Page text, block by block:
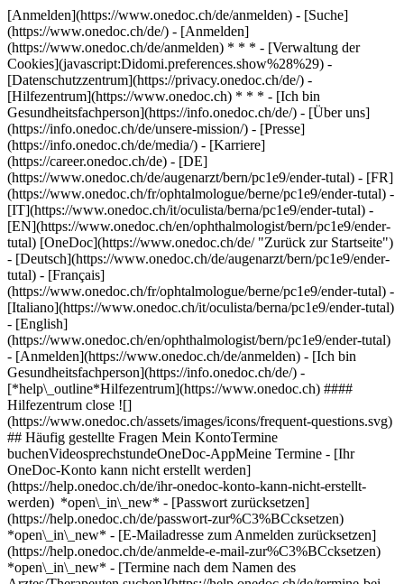
[Anmelden](https://www.onedoc.ch/de/anmelden) - [Suche]
(https://www.onedoc.ch/de/) - [Anmelden]
(https://www.onedoc.ch/de/anmelden) * * * - [Verwaltung der
Cookies](javascript:Didomi.preferences.show%28%29) -
[Datenschutzzentrum](https://privacy.onedoc.ch/de/) -
[Hilfezentrum](https://www.onedoc.ch) * * * - [Ich bin
Gesundheitsfachperson](https://info.onedoc.ch/de/) - [Über uns]
(https://info.onedoc.ch/de/unsere-mission/) - [Presse]
(https://info.onedoc.ch/de/media/) - [Karriere]
(https://career.onedoc.ch/de) - [DE]
(https://www.onedoc.ch/de/augenarzt/bern/pc1e9/ender-tutal) - [FR]
(https://www.onedoc.ch/fr/ophtalmologue/berne/pc1e9/ender-tutal) -
[IT](https://www.onedoc.ch/it/oculista/berna/pc1e9/ender-tutal) -
[EN](https://www.onedoc.ch/en/ophthalmologist/bern/pc1e9/ender-
tutal) [OneDoc](https://www.onedoc.ch/de/ "Zurück zur Startseite")
- [Deutsch](https://www.onedoc.ch/de/augenarzt/bern/pc1e9/ender-
tutal) - [Français]
(https://www.onedoc.ch/fr/ophtalmologue/berne/pc1e9/ender-tutal) -
[Italiano](https://www.onedoc.ch/it/oculista/berna/pc1e9/ender-tutal)
- [English]
(https://www.onedoc.ch/en/ophthalmologist/bern/pc1e9/ender-tutal)
- [Anmelden](https://www.onedoc.ch/de/anmelden) - [Ich bin
Gesundheitsfachperson](https://info.onedoc.ch/de/) -
[*help\_outline*Hilfezentrum](https://www.onedoc.ch) ####
Hilfezentrum close ![]
(https://www.onedoc.ch/assets/images/icons/frequent-questions.svg)
## Häufig gestellte Fragen Mein KontoTermine
buchenVideosprechstundeOneDoc-AppMeine Termine - [Ihr
OneDoc-Konto kann nicht erstellt werden]
(https://help.onedoc.ch/de/ihr-onedoc-konto-kann-nicht-erstellt-
werden) *open\_in\_new* - [Passwort zurücksetzen]
(https://help.onedoc.ch/de/passwort-zur%C3%BCcksetzen)
*open\_in\_new* - [E-Mailadresse zum Anmelden zurücksetzen]
(https://help.onedoc.ch/de/anmelde-e-mail-zur%C3%BCcksetzen)
*open\_in\_new* - [Termine nach dem Namen des